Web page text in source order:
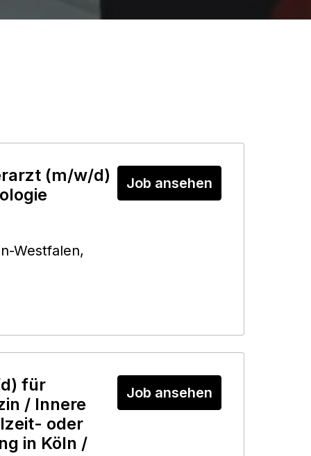
(m/w/d)
Westfalen,
Job ansehen
für
/ Innere
oder
in Köln /
Job ansehen